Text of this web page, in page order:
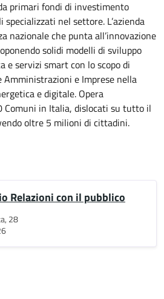
primari fondi di investimento
nel settore. L’azienda
nazionale che punta all’innovazione
solidi modelli di sviluppo
e servizi smart con lo scopo di
Amministrazioni e Imprese nella
e digitale. Opera
in Italia, dislocati su tutto il
oltre 5 milioni di cittadini.
Relazioni con il pubblico
28